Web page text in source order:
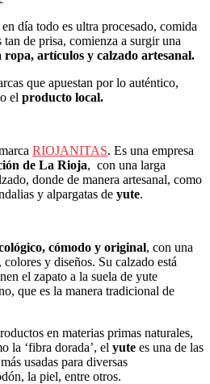
día todo es ultra procesado, comida
de prisa, comienza a surgir una
artículos y calzado artesanal.
que apuestan por lo auténtico,
el producto local.
RIOJANITAS. Es una empresa
de La Rioja, con una larga
donde de manera artesanal, como
y alpargatas de yute.
cómodo y original, con una
y diseños. Su calzado está
el zapato a la suela de yute
que es la manera tradicional de
en materias primas naturales,
la ‘fibra dorada’, el yute es una de las
usadas para diversas
la piel, entre otros.